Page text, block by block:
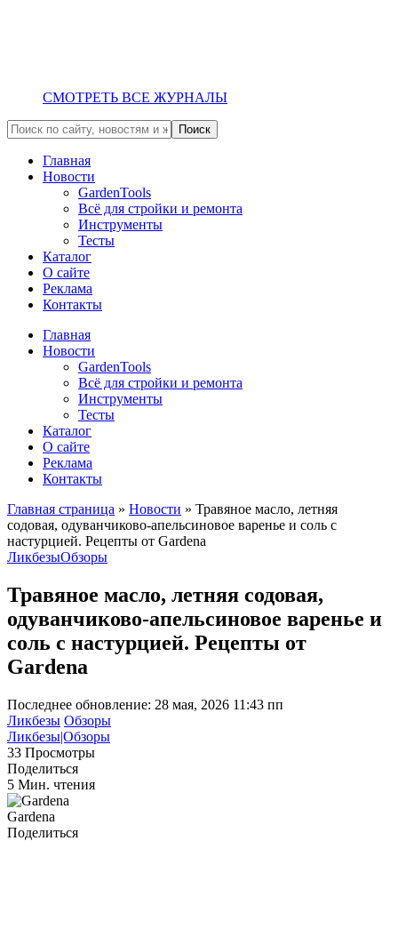
СМОТРЕТЬ ВСЕ ЖУРНАЛЫ
Главная
Новости
GardenTools
Всё для стройки и ремонта
Инструменты
Тесты
Каталог
О сайте
Реклама
Контакты
Главная
Новости
GardenTools
Всё для стройки и ремонта
Инструменты
Тесты
Каталог
О сайте
Реклама
Контакты
Главная страница » Новости » Травяное масло, летняя
содовая, одуванчиково-апельсиновое варенье и соль с
настурцией. Рецепты от Gardena
ЛикбезыОбзоры
Травяное масло, летняя содовая,
одуванчиково-апельсиновое варенье и
соль с настурцией. Рецепты от
Gardena
Последнее обновление: 28 мая, 2026 11:43 пп
Ликбезы Обзоры
Ликбезы|Обзоры
33 Просмотры
Поделиться
5 Мин. чтения
Gardena
Поделиться